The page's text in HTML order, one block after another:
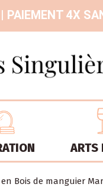
4X
ARTS
en Bois de manguier